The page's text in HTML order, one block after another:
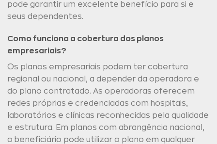
pode garantir um excelente benefício para si e
seus dependentes.
Como funciona a cobertura dos planos
empresariais?
Os planos empresariais podem ter cobertura
regional ou nacional, a depender da operadora e
do plano contratado. As operadoras oferecem
redes próprias e credenciadas com hospitais,
laboratórios e clínicas reconhecidas pela qualidade
e estrutura. Em planos com abrangência nacional,
o beneficiário pode utilizar o plano em qualquer